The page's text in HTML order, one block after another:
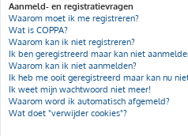
Aanmeld- en registratievragen
Waarom moet ik me registreren?
Wat is COPPA?
Waarom kan ik niet registreren?
Ik ben geregistreerd maar kan niet
Waarom kan ik niet aanmelden?
Ik heb me ooit geregistreerd maar kan nu
Ik weet mijn wachtwoord niet meer!
Waarom word ik automatisch afgemeld?
Wat doet "verwijder cookies"?